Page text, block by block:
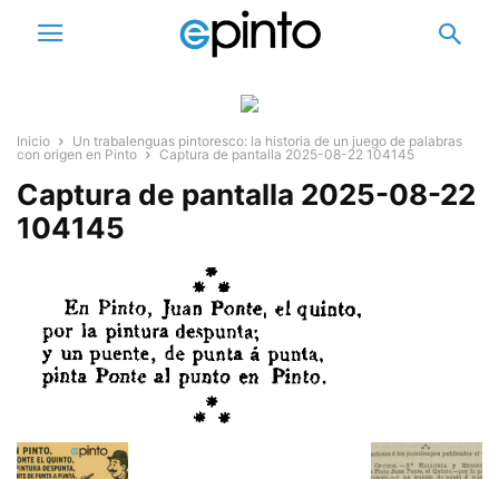
Inicio
Un trabalenguas pintoresco: la historia de un juego de palabras
con origen en Pinto
Captura de pantalla 2025-08-22 104145
Captura de pantalla 2025-08-22
104145